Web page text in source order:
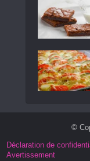
©
Déclaration de
Avertissement